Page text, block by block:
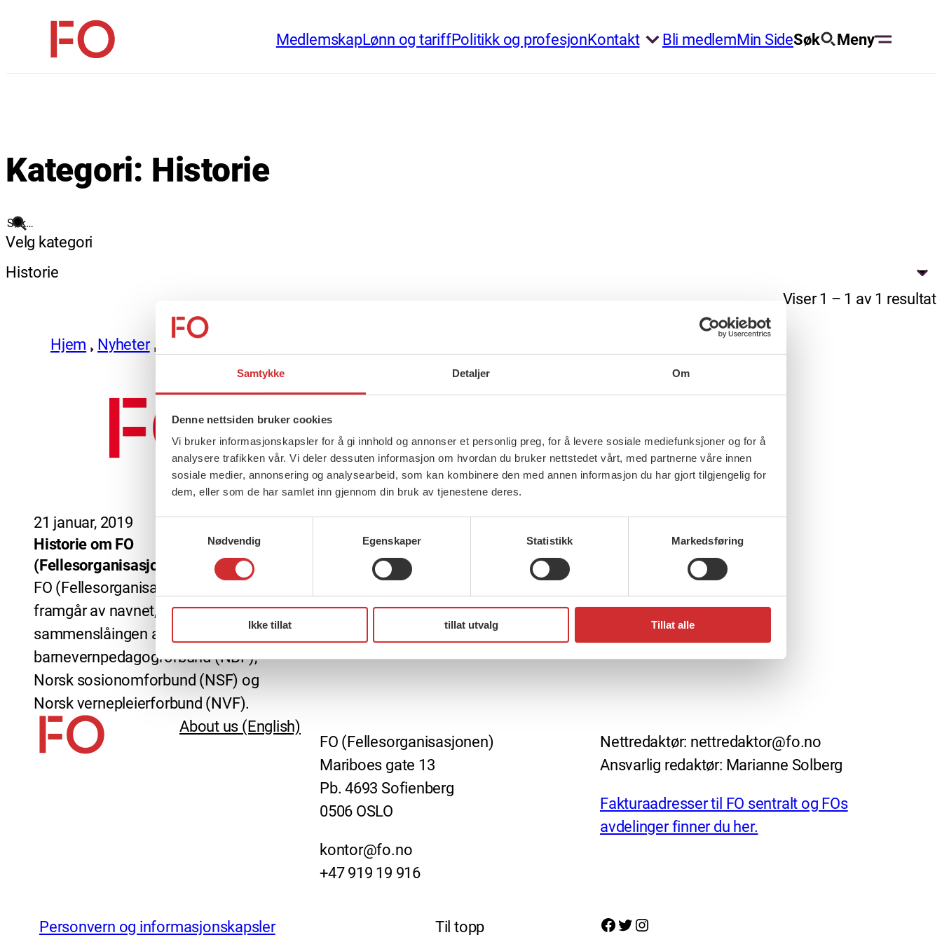
Samtykke Detaljer Om
Denne nettsiden bruker cookies
Vi bruker informasjonskapsler for å gi innhold og annonser et personlig preg, for å levere sosiale mediefunksjoner og for å
analysere trafikken vår. Vi deler dessuten informasjon om hvordan du bruker nettstedet vårt, med partnerne våre innen
sosiale medier, annonsering og analysearbeid, som kan kombinere den med annen informasjon du har gjort tilgjengelig for
dem, eller som de har samlet inn gjennom din bruk av tjenestene deres.
Nødvendig
Egenskaper Statistikk Markedsføring
Ikke tillat tillat utvalg Tillat alle
innholdFO
MedlemskapLønn og tariffPolitikk og profesjonKontakt Bli medlemMin SideSøk Meny
Kategori: Historie
Søk
Velg kategori
Historie
Viser 1 – 1 av 1 resultat
Hjem Nyheter Historie
21 januar, 2019
Historie om FO
(Fellesorganisasjonen)
FO (Fellesorganisasjonen) er, slik det
framgår av navnet, et resultat av
sammenslåingen av Norsk
barnevernpedagogforbund (NBF),
Norsk sosionomforbund (NSF) og
Norsk vernepleierforbund (NVF).
About us (English)
FO (Fellesorganisasjonen)
Mariboes gate 13
Pb. 4693 Sofienberg
0506 OSLO
kontor@fo.no
+47 919 19 916
Nettredaktør: nettredaktor@fo.no
Ansvarlig redaktør: Marianne Solberg
Fakturaadresser til FO sentralt og FOs
avdelinger finner du her.
Personvern og informasjonskapsler Til topp Facebook Twitter Instagram